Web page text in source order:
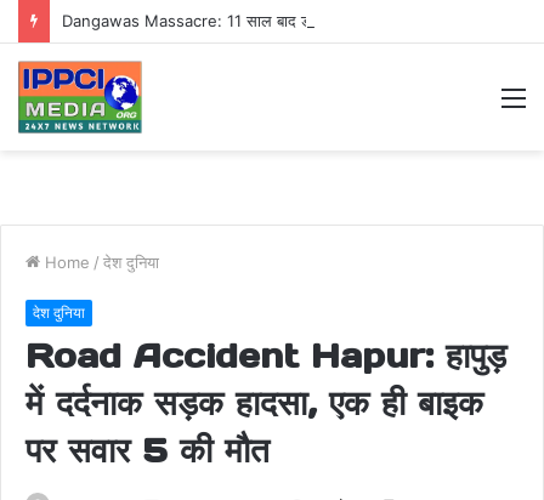
Home / देश दुनिया
देश दुनिया
Road Accident Hapur: हापुड़
में दर्दनाक सड़क हादसा, एक ही बाइक
पर सवार 5 की मौत